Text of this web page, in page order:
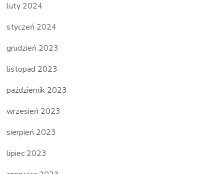
luty 2024
styczeń 2024
grudzień 2023
listopad 2023
październik 2023
wrzesień 2023
sierpień 2023
lipiec 2023